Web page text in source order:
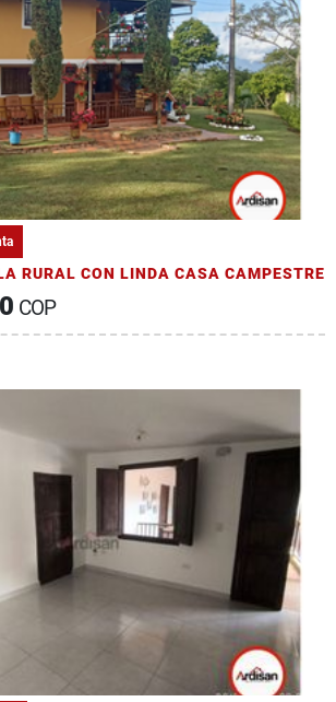
RURAL CON LINDA CASA CAMPESTRE
COP